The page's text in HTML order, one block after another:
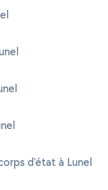
d'état à Lunel